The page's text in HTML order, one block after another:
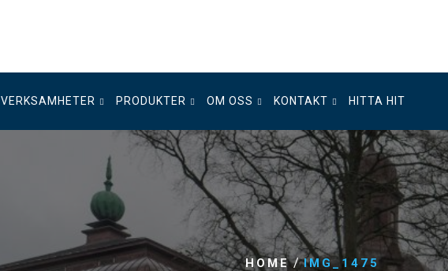
VERKSAMHETER PRODUKTER OM OSS KONTAKT HITTA HIT
HOME/IMG_1475